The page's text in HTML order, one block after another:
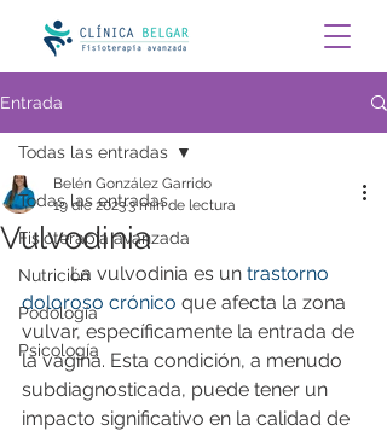
Entrada
Todas las entradas
Fisioterapia avanzada
Nutrición
Podología
Psicología
Todas las entradas
Vulvodinia
Belén González Garrido
19 dic 20233 min de lectura
	La vulvodinia es un
trastorno
doloroso crónico que afecta la zona
vulvar, específicamente la entrada de
la vagina. Esta condición, a menudo
subdiagnosticada, puede tener un
impacto significativo en la calidad de